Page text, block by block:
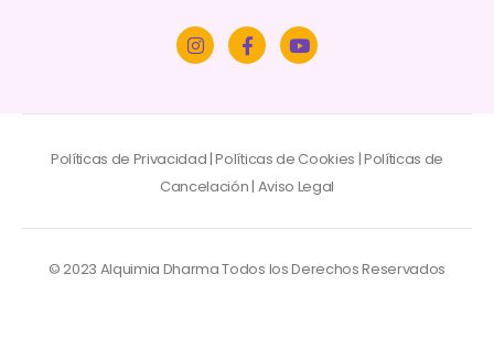
© 2023 Alquimia Dharma Todos los Derechos Reservados
Políticas de Privacidad |Políticas de Cookies |Políticas de
Cancelación | Aviso Legal